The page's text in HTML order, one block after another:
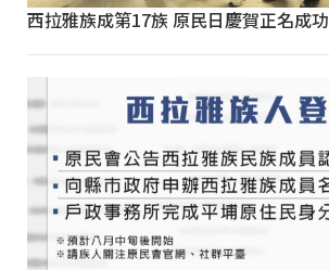
西拉雅族成第17族 原民日慶賀正名成功